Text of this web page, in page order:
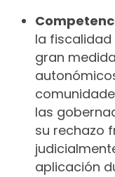
la
gran
las
su rechazo
aplicación